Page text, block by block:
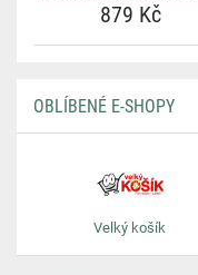
879 Kč
OBLÍBENÉ E-SHOPY
Velký košík